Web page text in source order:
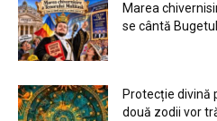
Marea
se cântă
Protecție divină
două zodii vor